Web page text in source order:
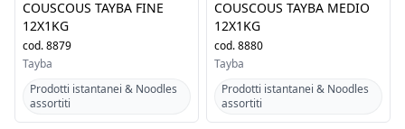
COUSCOUS TAYBA FINE
12X1KG
cod.8879
Tayba
Prodotti istantanei & Noodles
assortiti
COUSCOUS TAYBA MEDIO
12X1KG
cod.8880
Tayba
Prodotti istantanei & Noodles
assortiti